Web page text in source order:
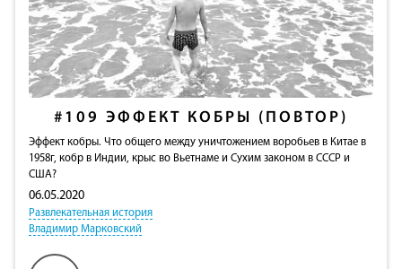
#109 ЭФФЕКТ КОБРЫ (ПОВТОР)
Эффект кобры. Что общего между уничтожением воробьев в Китае в
1958г, кобр в Индии, крыс во Вьетнаме и Сухим законом в СССР и
США?
06.05.2020
Развлекательная история
Владимир Марковский